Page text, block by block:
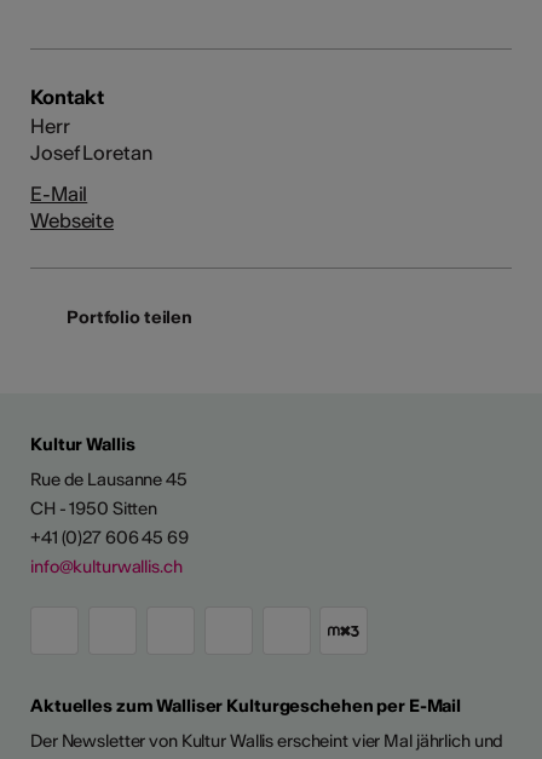
Kontakt
Herr
Josef Loretan
E-Mail
Webseite
Portfolio teilen
Kultur Wallis
Rue de Lausanne 45
CH - 1950 Sitten
+41 (0)27 606 45 69
info@kulturwallis.ch
Aktuelles zum Walliser Kulturgeschehen per E-Mail
Der Newsletter von Kultur Wallis erscheint vier Mal jährlich und